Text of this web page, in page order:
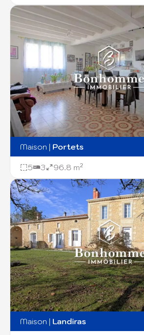
Maison | Portets
5 3 96.8 m²
Maison | Landiras